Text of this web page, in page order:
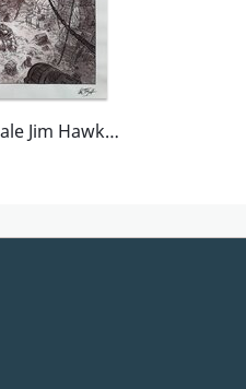
Planche originale Jim Hawkins